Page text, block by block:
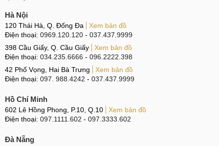
CN 2:
Hotline:096.2222.398
CN 3:42 Phố Vọng, Hai Bà Trưng
Hotline:
0338.424242
Tại TP Hồ Chí Minh
CN 4:123 Trần Quang Khải, Quận 1
Hotline:0969.520.520
CN 5:
Hà Nội
120 Thái Hà, Q. Đống Đa
Xem bản đồ
Điện thoại: 0969.120.120 - 037.437.9999
398 Cầu Giấy, Q. Cầu Giấy
Xem bản đồ
Điện thoại: 034.235.6666 - 096.2222.398
42 Phố Vọng, Hai Bà Trưng
Xem bản đồ
Điện thoại: 097. 988.4242 - 037.437.9999
Hồ Chí Minh
602 Lê Hồng Phong, P.10, Q.10
Xem bản đồ
Điện thoại: 097.1111.602 - 097.3333.602
Đà Nẵng